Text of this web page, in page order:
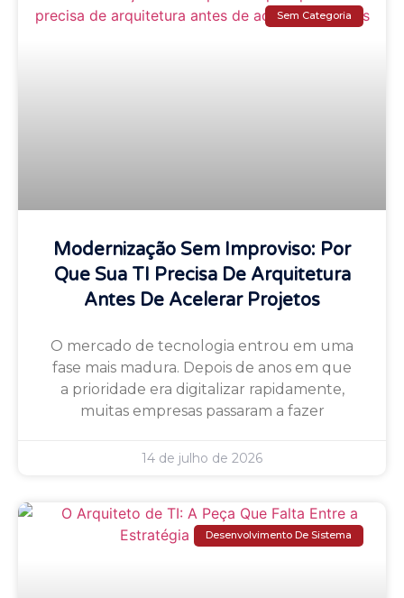
Sem Categoria
Modernização Sem Improviso: Por
Que Sua TI Precisa De Arquitetura
Antes De Acelerar Projetos
O mercado de tecnologia entrou em uma
fase mais madura. Depois de anos em que
a prioridade era digitalizar rapidamente,
muitas empresas passaram a fazer
14 de julho de 2026
Desenvolvimento De Sistema